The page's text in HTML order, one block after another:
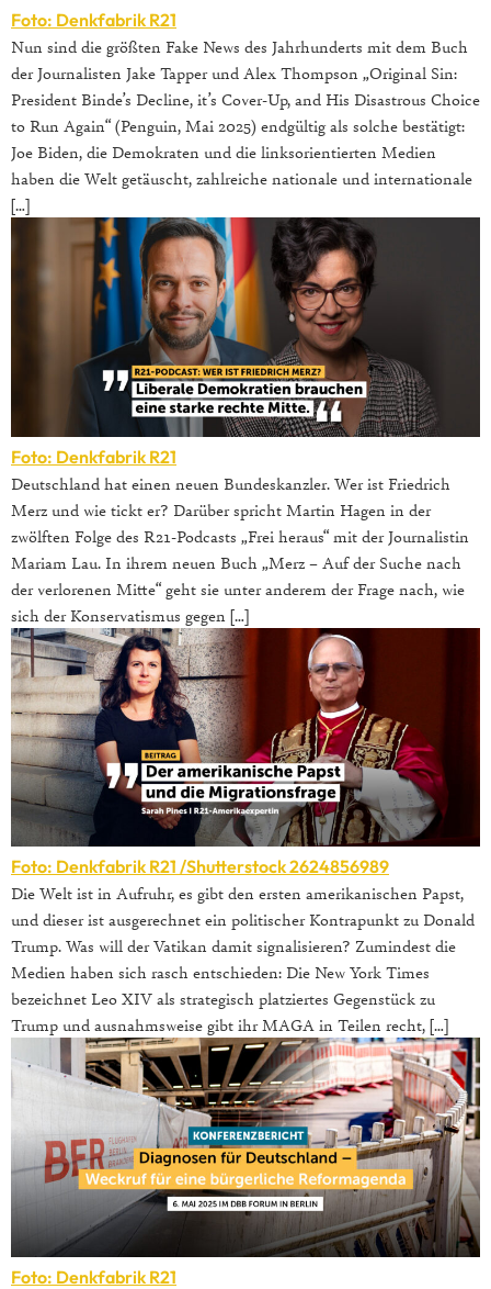
Foto: Denkfabrik R21
Nun sind die größten Fake News des Jahrhunderts mit dem Buch
der Journalisten Jake Tapper und Alex Thompson „Original Sin:
President Binde’s Decline, it’s Cover-Up, and His Disastrous Choice
to Run Again“ (Penguin, Mai 2025) endgültig als solche bestätigt:
Joe Biden, die Demokraten und die linksorientierten Medien
haben die Welt getäuscht, zahlreiche nationale und internationale
[…]
Foto: Denkfabrik R21
Deutschland hat einen neuen Bundeskanzler. Wer ist Friedrich
Merz und wie tickt er? Darüber spricht Martin Hagen in der
zwölften Folge des R21-Podcasts „Frei heraus“ mit der Journalistin
Mariam Lau. In ihrem neuen Buch „Merz – Auf der Suche nach
der verlorenen Mitte“ geht sie unter anderem der Frage nach, wie
sich der Konservatismus gegen […]
Foto: Denkfabrik R21 /Shutterstock 2624856989
Die Welt ist in Aufruhr, es gibt den ersten amerikanischen Papst,
und dieser ist ausgerechnet ein politischer Kontrapunkt zu Donald
Trump. Was will der Vatikan damit signalisieren? Zumindest die
Medien haben sich rasch entschieden: Die New York Times
bezeichnet Leo XIV als strategisch platziertes Gegenstück zu
Trump und ausnahmsweise gibt ihr MAGA in Teilen recht, […]
Foto: Denkfabrik R21